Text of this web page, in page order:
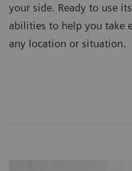
your side. Ready to use
abilities to help you take
any location or situation.